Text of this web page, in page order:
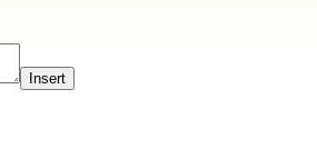
Insert